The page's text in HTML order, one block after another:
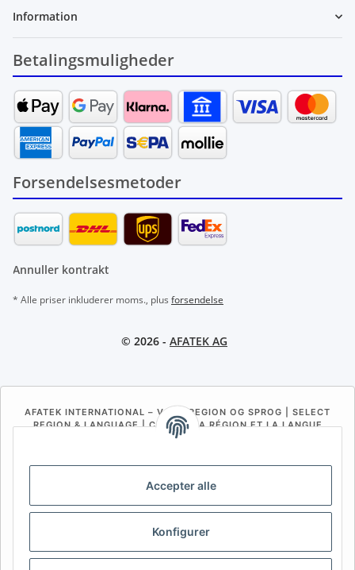
Accepter alle
Konfigurer
Information
Betalingsmuligheder
Forsendelsesmetoder
Annuller kontrakt
* Alle priser inkluderer moms., plus forsendelse
© 2026 - AFATEK AG
AFATEK INTERNATIONAL – VÆLG REGION OG SPROG | SELECT
REGION & LANGUAGE | CHOISIR LA RÉGION ET LA LANGUE
BE (NL) BE (FR)
FR IT ES DK PL
USA